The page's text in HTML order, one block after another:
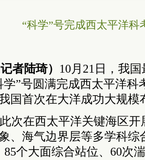
“科学”号完成西太平洋科
者陆琦） 10月21日，我
学”号圆满完成西太平洋科
国首次在大洋成功大规模
次在西太平洋关键海区
、海气边界层等多学科综
85个大面综合站位、60次